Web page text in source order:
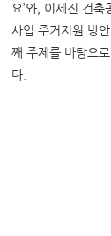
요’와, 이세진 건
사업 주거지원 방
째 주제를 바탕으
다.